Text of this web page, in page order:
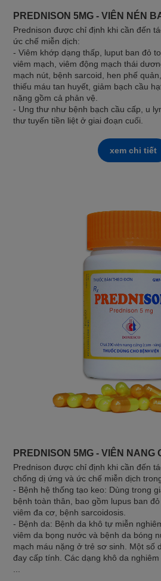
PREDNISON 5MG - VIÊN NÉN
Prednison được chỉ định khi cần đến
ức chế miễn dịch:
- Viêm khớp dạng thấp, luput ban đỏ
viêm mạch, viêm động mạch thái
mạch nút, bệnh sarcoid, hen phế
thiếu máu tan huyết, giảm bạch cầu
nặng gồm cả phản vệ.
- Ung thư như bệnh bạch cầu cấp, u
thư tuyến tiền liệt ở giai đoạn cuối.
xem chi tiết
PREDNISON 5MG - VIÊN NANG
Prednison được chỉ định khi cần đến
chống dị ứng và ức chế miễn dịch
- Bệnh hệ thống tạo keo: Dùng trong
bệnh toàn thân, bao gồm lupus ban
viêm đa cơ, bệnh sarcoidosis.
- Bệnh da: Bệnh da khô tự miễn
viêm da bọng nước và bệnh da bóng
mạch máu nặng ở trẻ sơ sinh. Một số
đay cấp tính. Các dạng khô da nghiêm